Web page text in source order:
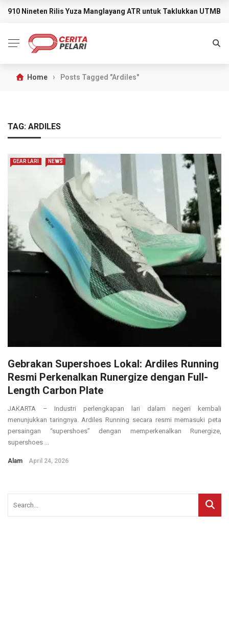
BREAKING NEWS
910 Nineten Rilis Yuza Manglayang ATR untuk Taklukkan UTMB
Home › Posts Tagged "Ardiles"
TAG: ARDILES
GEAR LARI NEWS
Gebrakan Supershoes Lokal: Ardiles Running
Resmi Perkenalkan Runergize dengan Full-
Length Carbon Plate
JAKARTA – Industri perlengkapan lari dalam negeri kembali
menunjukkan taringnya. Ardiles Running secara resmi memasuki peta
persaingan “supershoes” dengan memperkenalkan Runergize,
supershoes ...
Alam April 24, 2026